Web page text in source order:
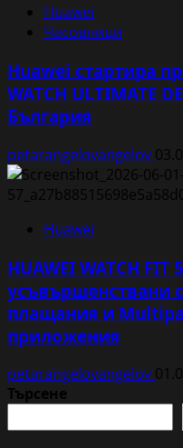
Huawei
Часовници
Huawei стартира
WATCH ULTIMATE
България
petarangelovangelov
Huawei
HUAWEI WATCH
усъвършенствани
плащания и
приложения
petarangelovangelov
Търсене